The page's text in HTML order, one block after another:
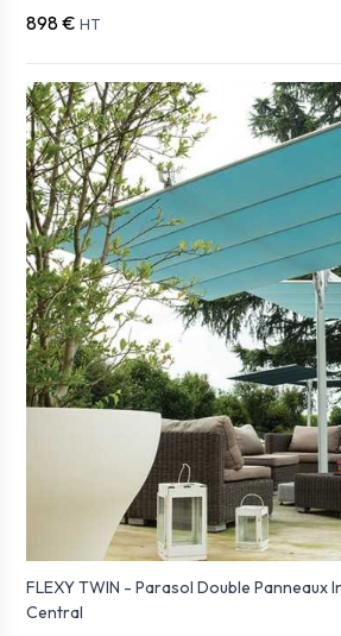
898 € HT
FLEXY TWIN - Parasol Double Panneaux
Central